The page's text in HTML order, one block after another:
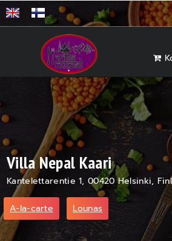
Villa Nepal Kaari
Kantelettarentie 1, 00420 Helsinki,
A-la-carte Lounas